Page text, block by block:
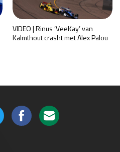
VIDEO | Rinus ‘VeeKay’ van
Kalmthout crasht met Alex Palou